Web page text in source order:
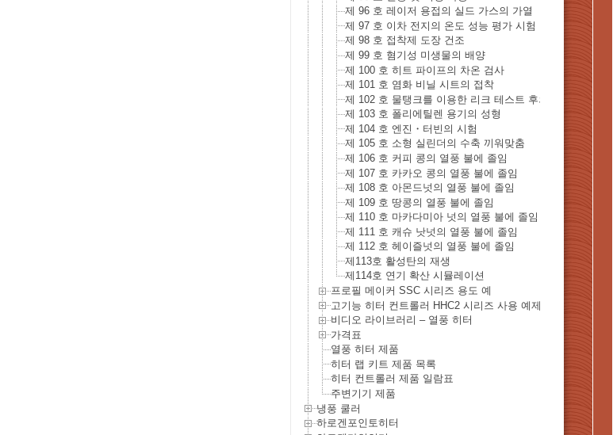
제 96 호 레이저 용접의 실드 가스의 가열
제 97 호 이차 전지의 온도 성능 평가 시험
제 98 호 접착제 도장 건조
제 99 호 혐기성 미생물의 배양
제 100 호 히트 파이프의 차온 검사
제 101 호 염화 비닐 시트의 접착
제 102 호 물탱크를 이용한 리크 테스트 후의 건조
제 103 호 폴리에틸렌 용기의 성형
제 104 호 엔진・터빈의 시험
제 105 호 소형 실린더의 수축 끼워맞춤
제 106 호 커피 콩의 열풍 불에 졸임
제 107 호 카카오 콩의 열풍 불에 졸임
제 108 호 아몬드넛의 열풍 불에 졸임
제 109 호 땅콩의 열풍 불에 졸임
제 110 호 마카다미아 넛의 열풍 불에 졸임
제 111 호 캐슈 낫넛의 열풍 불에 졸임
제 112 호 헤이즐넛의 열풍 불에 졸임
제113호 활성탄의 재생
제114호 연기 확산 시뮬레이션
프로필 메이커 SSC 시리즈 용도 예
고기능 히터 컨트롤러 HHC2 시리즈 사용 예제
비디오 라이브러리 – 열풍 히터
가격표
열풍 히터 제품
히터 랩 키트 제품 목록
히터 컨트롤러 제품 일람표
주변기기 제품
냉풍 쿨러
하로겐포인토히터